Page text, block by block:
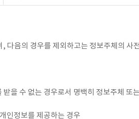
음의 경우를 제외하고는 정보주체의 사
을 수 없는 경우로서 명백히 정보주체 또
인정보를 제공하는 경우